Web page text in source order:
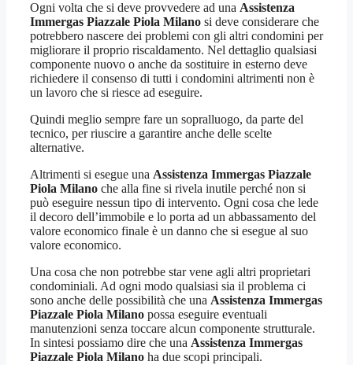
Ogni volta che si deve provvedere ad una Assistenza
Immergas Piazzale Piola Milano si deve considerare che
potrebbero nascere dei problemi con gli altri condomini per
migliorare il proprio riscaldamento. Nel dettaglio qualsiasi
componente nuovo o anche da sostituire in esterno deve
richiedere il consenso di tutti i condomini altrimenti non è
un lavoro che si riesce ad eseguire.
Quindi meglio sempre fare un sopralluogo, da parte del
tecnico, per riuscire a garantire anche delle scelte
alternative.
Altrimenti si esegue una Assistenza Immergas Piazzale
Piola Milano che alla fine si rivela inutile perché non si
può eseguire nessun tipo di intervento. Ogni cosa che lede
il decoro dell’immobile e lo porta ad un abbassamento del
valore economico finale è un danno che si esegue al suo
valore economico.
Una cosa che non potrebbe star vene agli altri proprietari
condominiali. Ad ogni modo qualsiasi sia il problema ci
sono anche delle possibilità che una Assistenza Immergas
Piazzale Piola Milano possa eseguire eventuali
manutenzioni senza toccare alcun componente strutturale.
In sintesi possiamo dire che una Assistenza Immergas
Piazzale Piola Milano ha due scopi principali.